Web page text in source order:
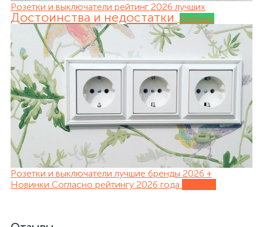
Розетки и выключатели рейтинг 2026 лучших
Достоинства и недостатки. Рейтинг
Розетки и выключатели лучшие бренды 2026 +
Новинки Согласно рейтингу 2026 года